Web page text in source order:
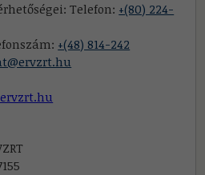
Telefon: +(80) 224-
+(48) 814-242